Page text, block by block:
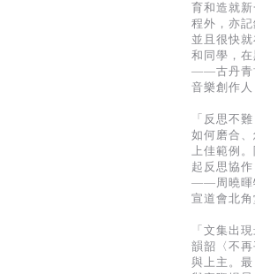
育和造就
程外，亦
並且很快
和同學，在
——古丹青
音樂創作人
「反思不
如何磨合
上佳範例
起反思協
——周曉暉
宣道會北
「文集出
韻韶〈不
與上主。